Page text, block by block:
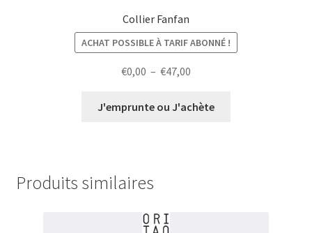
Collier Fanfan
ACHAT POSSIBLE À TARIF ABONNÉ !
€0,00 – €47,00
prix :
J'emprunte ou J'achète
Produits similaires